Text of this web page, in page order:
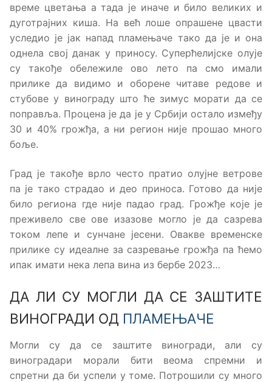
време цветања а тада је иначе и било великих и
дуготрајних киша. На већ лоше опрашене цвасти
уследио је јак напад пламењаче тако да је и она
однела свој данак у приносу. Суперћелијске олује
су такође обележиле ово лето па смо имали
прилике да видимо и оборене читаве редове и
стубове у винограду што ће зимус морати да се
поправља. Процена је да је у Србији остало између
30 и 40% грожђа, а ни регион није прошао много
боље.
Град је такође врло често пратио олујне ветрове
па је тако страдао и део приноса. Готово да није
било региона где није падао град. Грожђе које је
преживело све ове изазове могло је да сазрева
током лепе и сунчане јесени. Овакве временске
прилике су идеалне за сазревање грожђа па ћемо
ипак имати нека лепа вина из бербе 2023…
ДА ЛИ СУ МОГЛИ ДА СЕ ЗАШТИТЕ
ВИНОГРАДИ ОД ПЛАМЕЊАЧЕ
Могли су да се заштите виногради, али су
виноградари морали бити веома спремни и
спретни да би успели у томе. Потрошили су много